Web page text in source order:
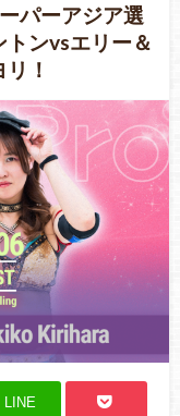
パーアジア選
ンvsエリー＆
！
LINE